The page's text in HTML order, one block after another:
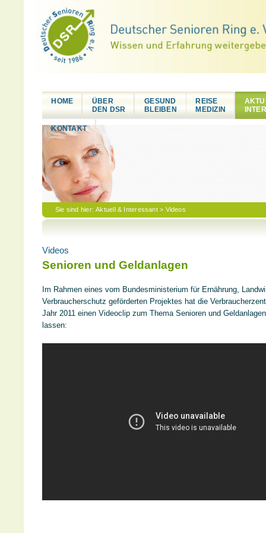
HOME
ÜBER
DEN DSR
GESUND
BLEIBEN
REISE
MEDIZIN
KONTAKT
Sie sind hier:Aktuell & Interessant> Videos
Videos
Senioren und Geldanlagen
Im Rahmen eines vom Bundesministerium für Ernährung,
Verbraucherschutz geförderten Projektes hat die
Jahr 2011 einen Videoclip zum Thema Senioren und
lassen: